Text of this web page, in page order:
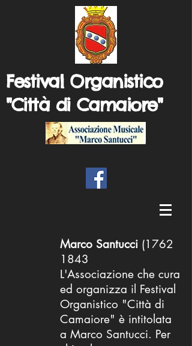
Festival Organistico
"Città di Camaiore"
Marco Santucci (1762
1843
L'Associazione che cura
ed organizza il Festival
Organistico "Città di
Camaiore" è intitolata
a Marco Santucci. Per